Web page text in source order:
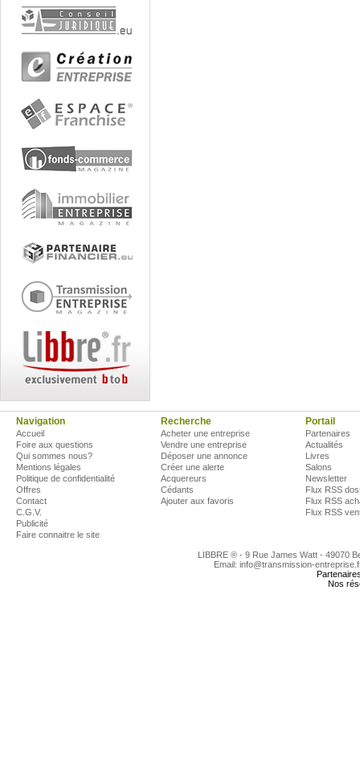
Navigation
Accueil
Foire aux questions
Qui sommes nous?
Mentions légales
Politique de confidentialité
Offres
Contact
C.G.V.
Publicité
Faire connaitre le site
Recherche
Acheter une entreprise
Vendre une entreprise
Déposer une annonce
Créer une alerte
Acquereurs
Cédants
Ajouter aux favoris
Portail
Partenaires
Actualités
Livres
Salons
Newsletter
Flux RSS
Flux RSS
Flux RSS
LIBBRE ® - 9 Rue James Watt - 49070
Email: info@transmission-
Nos